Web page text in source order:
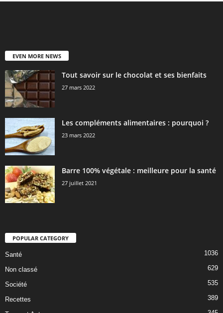
EVEN MORE NEWS
Tout savoir sur le chocolat et ses bienfaits
27 mars 2022
Les compléments alimentaires : pourquoi ?
23 mars 2022
Barre 100% végétale : meilleure pour la santé
27 juillet 2021
POPULAR CATEGORY
Santé 1036
Non classé 629
Société 535
Recettes 389